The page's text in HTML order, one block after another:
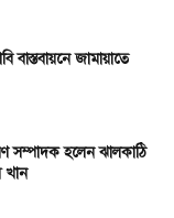
বাস্তবায়নে জামায়াতে
সম্পাদক হলেন ঝালকাঠি
খান